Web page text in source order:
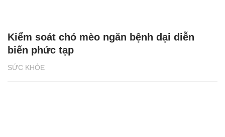
SỨC KHỎE
Kiểm soát chó mèo ngăn bệnh dại diễn
biến phức tạp